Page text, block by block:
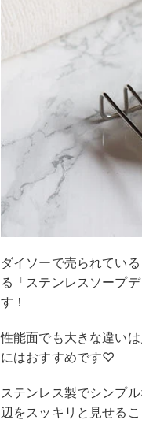
ダイソーで売られてい
る「ステンレスソープ
す！
性能面でも大きな違い
にはおすすめです♡
ステンレス製でシンプ
辺をスッキリと見せるこ